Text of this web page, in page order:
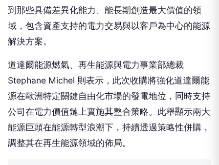
解決方案。
道達爾能源燃氣、再生能源與電力事業部總裁
Stephane Michel 則表示，此次收購將強化道達爾能
源在歐洲特定關鍵自由化市場的發電地位，同時支持
公司在電力價值鏈上實施其整合策略。此舉顯示兩大
能源巨頭在能源轉型浪潮下，持續透過策略性併購，
調整其在再生能源領域的佈局。